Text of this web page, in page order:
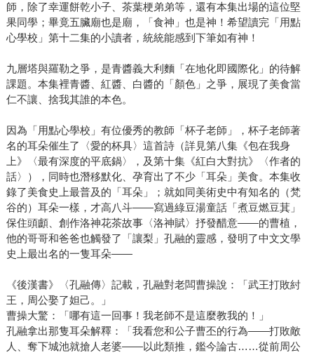
師，除了幸運餅乾小子、茶葉梗弟弟等，還有本集出場的這位堅
果同學；畢竟五臟廟也是廟，「食神」也是神！希望讀完「用點
心學校」第十二集的小讀者，統統能感到下筆如有神！
九層塔與羅勒之爭，是青醬義大利麵「在地化即國際化」的待解
課題。本集裡青醬、紅醬、白醬的「顏色」之爭，展現了美食當
仁不讓、捨我其誰的本色。
因為「用點心學校」有位優秀的教師「杯子老師」，杯子老師著
名的耳朵催生了〈愛的杯具〉這首詩（詳見第八集《包在我身
上》〈最有深度的平底鍋〉，及第十集《紅白大對抗》〈作者的
話〉），同時也潛移默化、孕育出了不少「耳朵」美食。本集收
錄了美食史上最普及的「耳朵」；就如同美術史中有知名的（梵
谷的）耳朵一樣，才高八斗——寫過綠豆湯童話「煮豆燃豆萁」
保住頭顱、創作洛神花茶故事〈洛神賦〉抒發醋意——的曹植，
他的哥哥和爸爸也觸發了「讓梨」孔融的靈感，發明了中文文學
史上最出名的一隻耳朵——
《後漢書》〈孔融傳〉記載，孔融對老闆曹操說：「武王打敗紂
王，周公娶了妲己。」
曹操大驚：「哪有這一回事！我老師不是這麼教我的！」
孔融拿出那隻耳朵解釋：「我看您和公子曹丕的行為——打敗敵
人、奪下城池就搶人老婆——以此類推，鑑今論古……從前周公